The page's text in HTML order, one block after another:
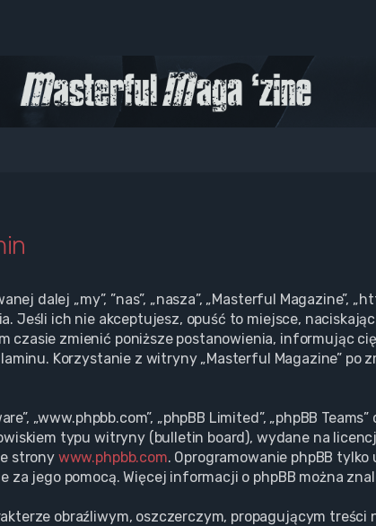
dalej „my”, ”nas”, „nasza”, „Masterful
Jeśli ich nie akceptujesz, opuść to miejsce,
czasie zmienić poniższe postanowienia, informując
Korzystanie z witryny „Masterful Magazine” po
„www.phpbb.com”, „phpBB Limited”, „phpBB
typu witryny (bulletin board), wydane na
strony www.phpbb.com. Oprogramowanie phpBB
jego pomocą. Więcej informacji o phpBB można
obraźliwym, oszczerczym, propagującym treści